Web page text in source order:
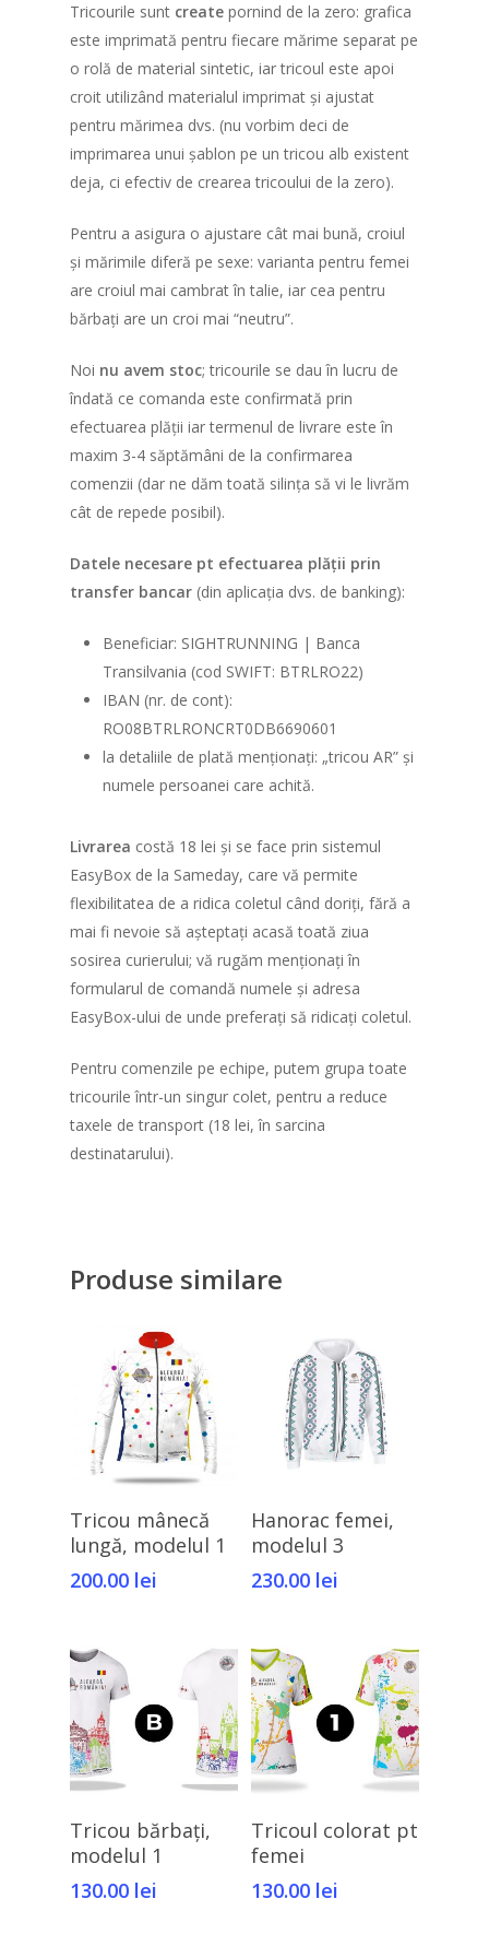
Tricourile sunt create pornind de la zero: grafica
este imprimată pentru fiecare mărime separat pe
o rolă de material sintetic, iar tricoul este apoi
croit utilizând materialul imprimat și ajustat
pentru mărimea dvs. (nu vorbim deci de
imprimarea unui șablon pe un tricou alb existent
deja, ci efectiv de crearea tricoului de la zero).
Pentru a asigura o ajustare cât mai bună, croiul
și mărimile diferă pe sexe: varianta pentru femei
are croiul mai cambrat în talie, iar cea pentru
bărbați are un croi mai “neutru”.
Noi nu avem stoc; tricourile se dau în lucru de
îndată ce comanda este confirmată prin
efectuarea plății iar termenul de livrare este în
maxim 3-4 săptămâni de la confirmarea
comenzii (dar ne dăm toată silința să vi le livrăm
cât de repede posibil).
Datele necesare pt efectuarea plății prin
transfer bancar (din aplicația dvs. de banking):
Beneficiar: SIGHTRUNNING | Banca
Transilvania (cod SWIFT: BTRLRO22)
IBAN (nr. de cont):
RO08BTRLRONCRT0DB6690601
la detaliile de plată menționați: „tricou AR” și
numele persoanei care achită.
Livrarea costă 18 lei și se face prin sistemul
EasyBox de la Sameday, care vă permite
flexibilitatea de a ridica coletul când doriți, fără a
mai fi nevoie să așteptați acasă toată ziua
sosirea curierului; vă rugăm menționați în
formularul de comandă numele și adresa
EasyBox-ului de unde preferați să ridicați coletul.
Pentru comenzile pe echipe, putem grupa toate
tricourile într-un singur colet, pentru a reduce
taxele de transport (18 lei, în sarcina
destinatarului).
Produse similare
Selectează Opțiunile
Tricou mânecă
lungă, modelul 1
200.00 lei
Selectează Opțiunile
Hanorac femei,
modelul 3
230.00 lei
Selectează Opțiunile
Tricou bărbați,
modelul 1
130.00 lei
Selectează Opțiunile
Tricoul colorat pt
femei
130.00 lei
Localități de
participanților
Susțineți o cauză!
Regulament
Recomandări legate
Lista persoanelor
Lista echipelor
Concept
Trasee
Ediția 5 (2024)
Concept
Trasee
Ediția 4 (2023)
Concept
Trasee
Ediția 3 (2022)
Concept
Trasee
Ediția 2 (2021)
Concept
Trasee
Ediția 1 (2020)
Concept
Traseul
Team Building
Shop
Cursa Imposibilă